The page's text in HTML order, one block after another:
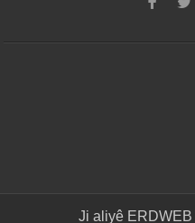
Ji aliyê ERDWEB